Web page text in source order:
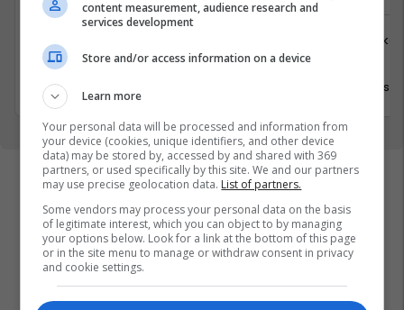
Shërbime te Klientëve
Lipjan
30 Qershor 2026
Logjistikë
30
content measurement, audience research and
services development
Store and/or access information on a device
Learn more
Your personal data will be processed and information from
your device (cookies, unique identifiers, and other device
data) may be stored by, accessed by and shared with 369
partners, or used specifically by this site. We and our partners
may use precise geolocation data. List of partners.
Some vendors may process your personal data on the basis
of legitimate interest, which you can object to by managing
your options below. Look for a link at the bottom of this page
or in the site menu to manage or withdraw consent in privacy
and cookie settings.